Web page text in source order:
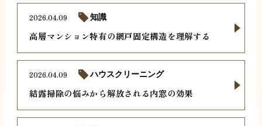
高層マンション特有の網戸固定構造を理解する
2026.04.09 知識
結露掃除の悩みから解放される内窓の効果
2026.04.09 ハウスクリーニング